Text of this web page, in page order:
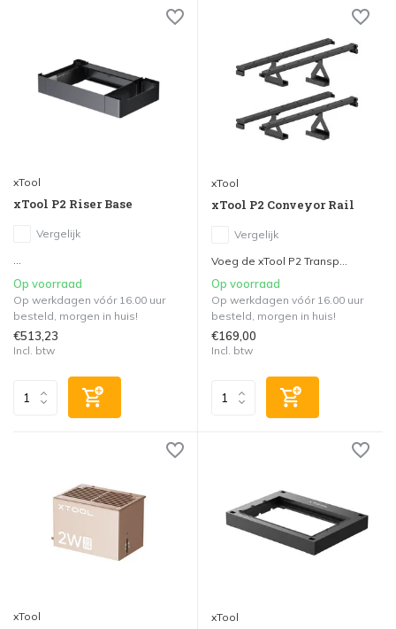
xTool
xTool P2 Riser Base
Vergelijk
...
Op voorraad
Op werkdagen vóór 16.00 uur
besteld, morgen in huis!
€513,23
Incl. btw
xTool
xTool P2 Conveyor Rail
Vergelijk
Voeg de xTool P2 Transp...
Op voorraad
Op werkdagen vóór 16.00 uur
besteld, morgen in huis!
€169,00
Incl. btw
xTool xTool